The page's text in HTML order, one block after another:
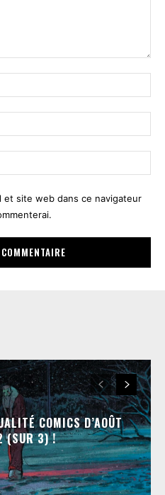
:*
:*
:
et site web dans ce navigateur
COMICS D’AOÛT
(SUR 3) !